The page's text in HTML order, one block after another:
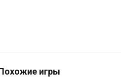
игры